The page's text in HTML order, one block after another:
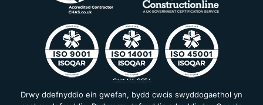
Drwy ddefnyddio ein gwefan, bydd cwcis swyddogaethol yn